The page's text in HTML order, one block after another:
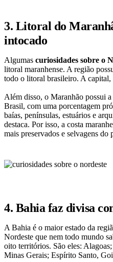
3. Litoral do
intocado
Algumas curiosidades sobre o
litoral maranhense. A região
todo o litoral brasileiro. A
Além disso, o Maranhão possui
Brasil, com uma porcentagem
baías, penínsulas, estuários e
destaca. Por isso, a costa
mais preservados e selvagens do
4. Bahia faz divisa
A Bahia é o maior estado da
Nordeste que nem todo mundo
oito territórios. São eles:
Minas Gerais; Espírito Santo,